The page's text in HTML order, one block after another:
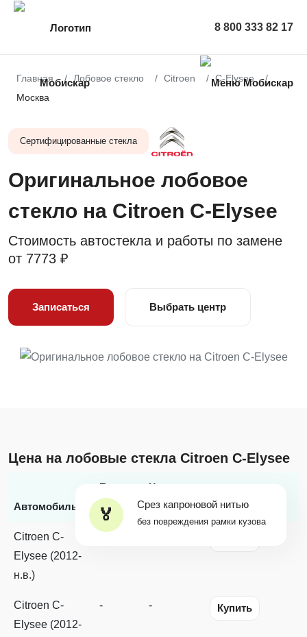
8 800 333 82 17
Главная Лобовое стекло Citroen
C-Elysee
Москва
Сертифицированные стекла
Оригинальное лобовое
стекло на Citroen C-Elysee
Стоимость автостекла и работы по замене
от 7773 ₽
Записаться Выбрать центр
Срез капроновой нитью
без повреждения рамки кузова
Цена на лобовые стекла Citroen C-Elysee
Автомобиль
Бренд
стекла
Цена с
заменой* Наличие
Citroen C-
Elysee (2012-
н.в.)
Citroen C-
Elysee (2012-
- - Купить